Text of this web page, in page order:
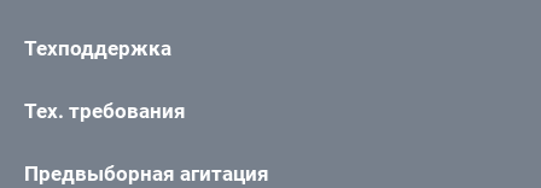
Техподдержка
Тех. требования
Предвыборная агитация